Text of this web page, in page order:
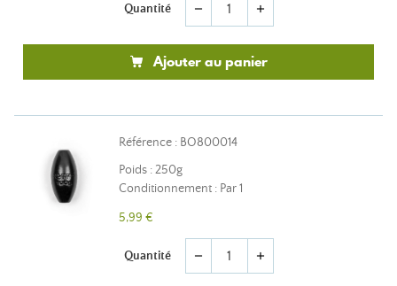
Quantité remove add
Ajouter au panier
Référence : BO800014
Poids : 250g
Conditionnement : Par 1
5,99 €
Quantité remove add